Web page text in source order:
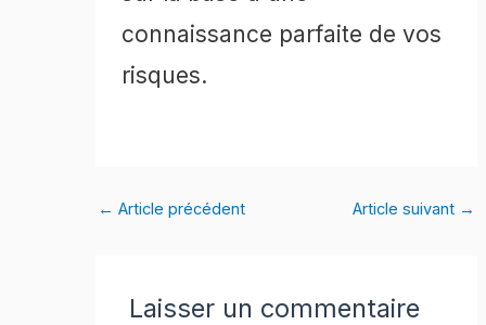
connaissance parfaite de vos
risques.
← Article précédent Article suivant →
Laisser un commentaire